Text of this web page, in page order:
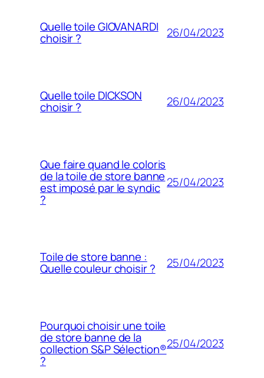
Quelle toile GIOVANARDI
choisir ? 26/04/2023
Quelle toile DICKSON
choisir ? 26/04/2023
Que faire quand le coloris
de la toile de store banne
est imposé par le syndic
?
25/04/2023
Toile de store banne :
Quelle couleur choisir ? 25/04/2023
Pourquoi choisir une toile
de store banne de la
collection S&P Sélection®
?
25/04/2023